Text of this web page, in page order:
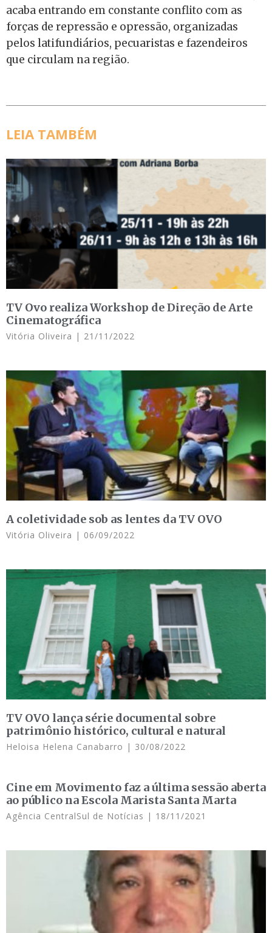
acaba entrando em constante conflito com as
forças de repressão e opressão, organizadas
pelos latifundiários, pecuaristas e fazendeiros
que circulam na região.
LEIA TAMBÉM
TV Ovo realiza Workshop de Direção de Arte
Cinematográfica
Vitória Oliveira 21/11/2022
A coletividade sob as lentes da TV OVO
Vitória Oliveira 06/09/2022
TV OVO lança série documental sobre
patrimônio histórico, cultural e natural
Heloisa Helena Canabarro 30/08/2022
Cine em Movimento faz a última sessão aberta
ao público na Escola Marista Santa Marta
Agência CentralSul de Notícias 18/11/2021